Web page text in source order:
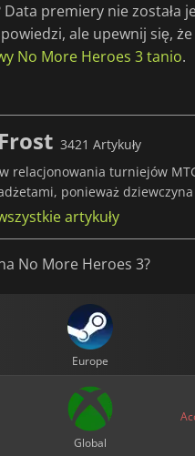
premiery nie została
ale upewnij się,
No More Heroes 3 tanio.
3421 Artykuły
relacjonowania turniejów
ponieważ
artykuły
No More Heroes 3?
Europe
Global